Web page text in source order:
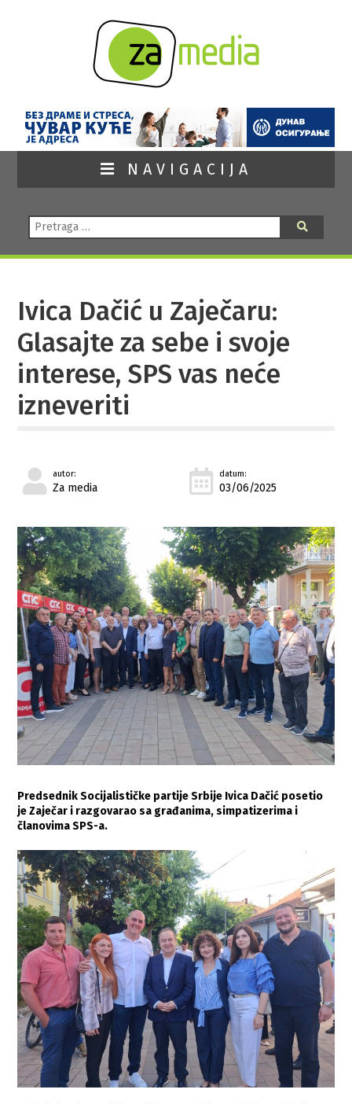
NAVIGACIJA
Pretraga:
Ivica Dačić u Zaječaru:
Glasajte za sebe i svoje
interese, SPS vas neće
izneveriti
autor:
Za media
datum:
03/06/2025
Predsednik Socijalističke partije Srbije Ivica Dačić posetio
je Zaječar i razgovarao sa građanima, simpatizerima i
članovima SPS-a.